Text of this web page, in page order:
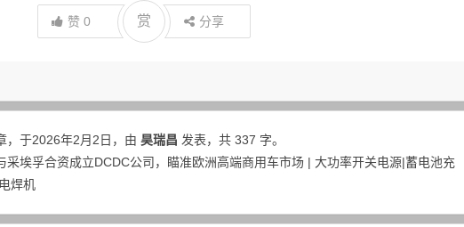
赞 0 赏 分享
，于2026年2月2日，由 昊瑞昌 发表，共 337 字。
采埃孚合资成立DCDC公司，瞄准欧洲高端商用车市场 | 大功率开关电源|蓄电池充
焊机